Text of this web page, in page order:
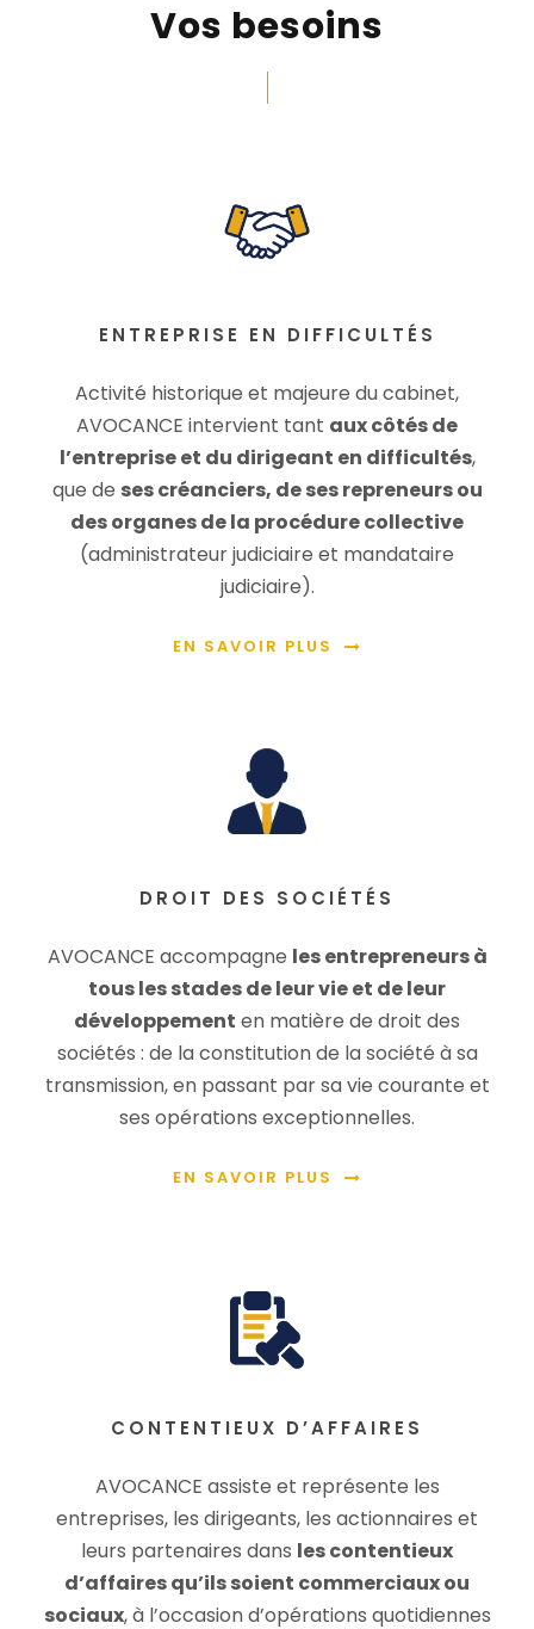
Vos besoins
ENTREPRISE EN DIFFICULTÉS
Activité historique et majeure du cabinet,
AVOCANCE intervient tant aux côtés de
l’entreprise et du dirigeant en difficultés,
que de ses créanciers, de ses repreneurs ou
des organes de la procédure collective
(administrateur judiciaire et mandataire
judiciaire).
EN SAVOIR PLUS
DROIT DES SOCIÉTÉS
AVOCANCE accompagne les entrepreneurs à
tous les stades de leur vie et de leur
développement en matière de droit des
sociétés : de la constitution de la société à sa
transmission, en passant par sa vie courante et
ses opérations exceptionnelles.
EN SAVOIR PLUS
CONTENTIEUX D’AFFAIRES
AVOCANCE assiste et représente les
entreprises, les dirigeants, les actionnaires et
leurs partenaires dans les contentieux
d’affaires qu’ils soient commerciaux ou
sociaux, à l’occasion d’opérations quotidiennes